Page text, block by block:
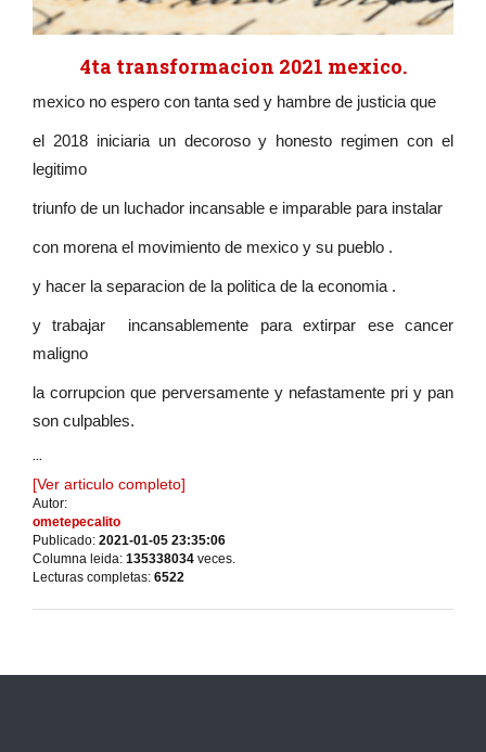
4ta transformacion 2021 mexico.
mexico no espero con tanta sed y hambre de justicia que
el 2018 iniciaria un decoroso y honesto regimen con el
legitimo
triunfo de un luchador incansable e imparable para instalar
con morena el movimiento de mexico y su pueblo .
y hacer la separacion de la politica de la economia .
y trabajar incansablemente para extirpar ese cancer
maligno
la corrupcion que perversamente y nefastamente pri y pan
son culpables.
...
[Ver articulo completo]
Autor:
ometepecalito
Publicado: 2021-01-05 23:35:06
Columna leida: 135338034 veces.
Lecturas completas: 6522